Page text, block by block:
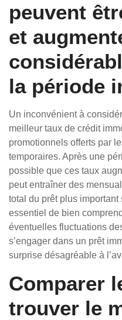
peuvent
et
la période
Un inconvénient à
meilleur taux de crédit
promotionnels offerts par
temporaires. Après une
possible que ces taux
peut entraîner des
total du prêt plus
essentiel de bien
éventuelles fluctuations
s’engager dans un prêt
surprise désagréable à
Comparer
trouver le